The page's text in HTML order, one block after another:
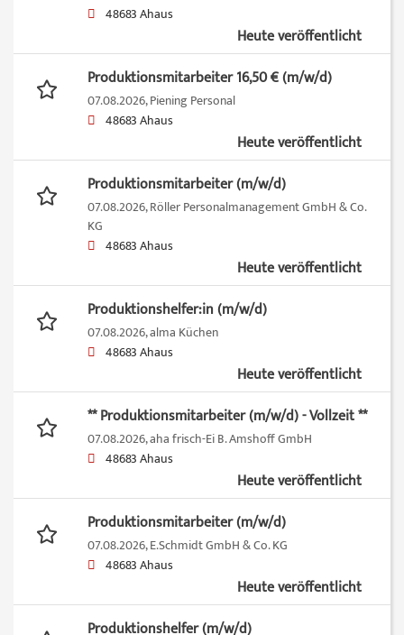
48683 Ahaus
Heute veröffentlicht
Produktionsmitarbeiter 16,50 € (m/w/d)
07.08.2026,Piening Personal
48683 Ahaus
Heute veröffentlicht
Produktionsmitarbeiter (m/w/d)
07.08.2026,Röller Personalmanagement GmbH & Co.
KG
48683 Ahaus
Heute veröffentlicht
Produktionshelfer:in (m/w/d)
07.08.2026,alma Küchen
48683 Ahaus
Heute veröffentlicht
** Produktionsmitarbeiter (m/w/d) - Vollzeit **
07.08.2026,aha frisch-Ei B. Amshoff GmbH
48683 Ahaus
Heute veröffentlicht
Produktionsmitarbeiter (m/w/d)
07.08.2026,E.Schmidt GmbH & Co. KG
48683 Ahaus
Heute veröffentlicht
Produktionshelfer (m/w/d)